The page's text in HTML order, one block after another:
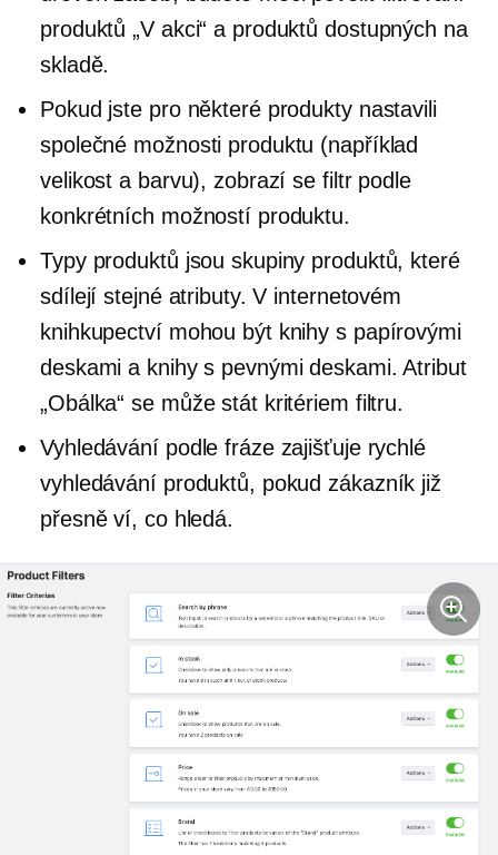
produktů „V akci“ a produktů dostupných na
skladě.
Pokud jste pro některé produkty nastavili
společné možnosti produktu (například
velikost a barvu), zobrazí se filtr podle
konkrétních možností produktu.
Typy produktů jsou skupiny produktů, které
sdílejí stejné atributy. V internetovém
knihkupectví mohou být knihy s papírovými
deskami a knihy s pevnými deskami. Atribut
„Obálka“ se může stát kritériem filtru.
Vyhledávání podle fráze zajišťuje rychlé
vyhledávání produktů, pokud zákazník již
přesně ví, co hledá.